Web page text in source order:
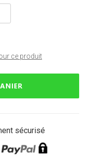
ce produit
sécurisé